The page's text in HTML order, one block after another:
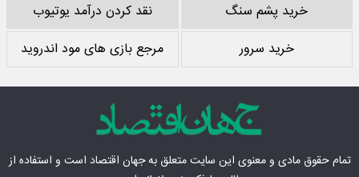
خرید پشم سنگ
نقد کردن درآمد یوتیوب
خرید سرور
مرجع بازی های مود اندروید
تمام حقوق مادی‌ و معنوی این سایت متعلق بهجهان اقتصاد است و استفاده از